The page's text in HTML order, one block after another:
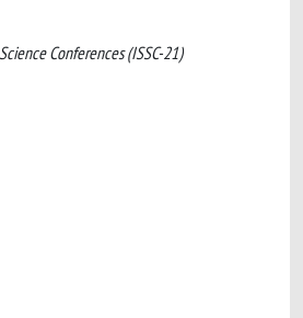
Conferences (ISSC-21)